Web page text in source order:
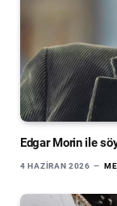
Edgar Morin ile
4 HAZIRAN 2026